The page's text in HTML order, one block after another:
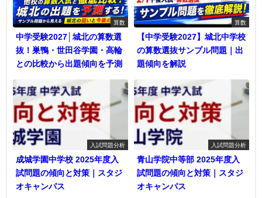
算数
中学受験2027│城北の算数選
抜！巣鴨・世田谷学園・高輪
との比較から出題傾向を予測
算数
【中学受験2027】城北中学校
の算数選抜サンプル問題｜出
題傾向を解説
入試問題分析
成城学園中学校 2025年度入
試問題の傾向と対策｜スタジ
オキャンパス
入試問題分析
青山学院中等部 2025年度入
試問題の傾向と対策｜スタジ
オキャンパス